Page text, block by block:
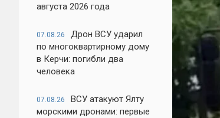
августа 2026 года
07.08.26
Дрон ВСУ ударил
по многоквартирному дому
в Керчи: погибли два
человека
07.08.26
ВСУ атакуют Ялту
морскими дронами: первые